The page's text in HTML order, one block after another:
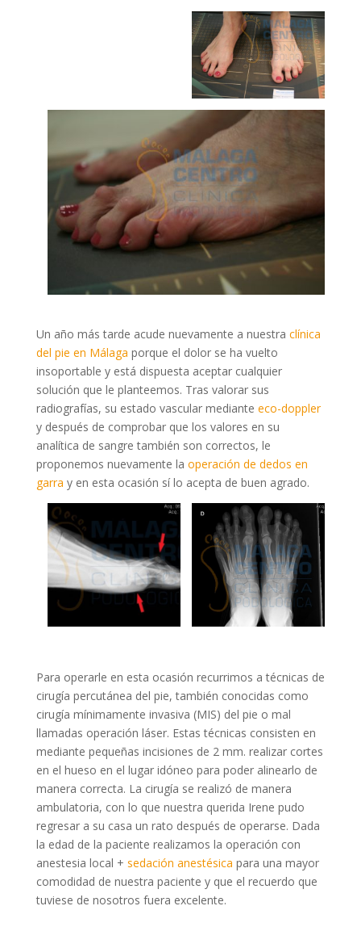
Un año más tarde acude nuevamente a nuestra clínica
del pie en Málaga porque el dolor se ha vuelto
insoportable y está dispuesta aceptar cualquier
solución que le planteemos. Tras valorar sus
radiografías, su estado vascular mediante eco-doppler
y después de comprobar que los valores en su
analítica de sangre también son correctos, le
proponemos nuevamente la operación de dedos en
garra y en esta ocasión sí lo acepta de buen agrado.
Para operarle en esta ocasión recurrimos a técnicas de
cirugía percutánea del pie, también conocidas como
cirugía mínimamente invasiva (MIS) del pie o mal
llamadas operación láser. Estas técnicas consisten en
mediante pequeñas incisiones de 2 mm. realizar cortes
en el hueso en el lugar idóneo para poder alinearlo de
manera correcta. La cirugía se realizó de manera
ambulatoria, con lo que nuestra querida Irene pudo
regresar a su casa un rato después de operarse. Dada
la edad de la paciente realizamos la operación con
anestesia local + sedación anestésica para una mayor
comodidad de nuestra paciente y que el recuerdo que
tuviese de nosotros fuera excelente.